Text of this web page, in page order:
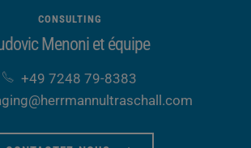
CONSULTING
Menoni et équipe
+49 7248 79-8383